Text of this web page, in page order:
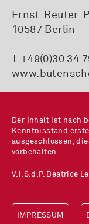
Ernst-Reuter-
10587 Berlin
T +49(0)30 34
Der Inhalt ist nach
Kenntnisstand
ausgeschlossen,
vorbehalten.
V.i.S.d.P. Beatrice
IMPRESSUM